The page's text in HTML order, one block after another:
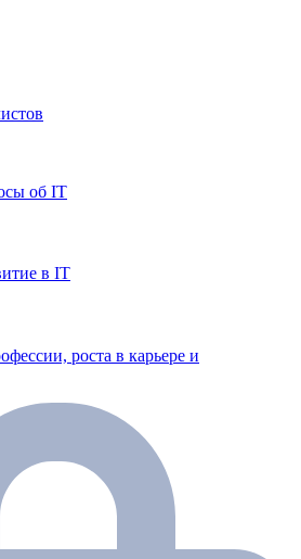
об IT
в IT
роста в карьере и